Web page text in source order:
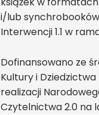
i/lub
Interwencji 1.1 w
Dofinansowano ze
Kultury i
realizacji
Czytelnictwa 2.0 na